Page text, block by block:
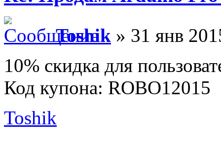
Toshik » 31 янв
10% скидка для
Код купона: ROBO12015
Toshik